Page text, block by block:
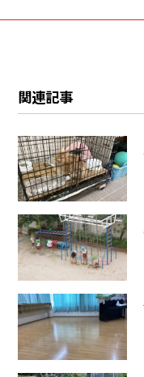
関連記事